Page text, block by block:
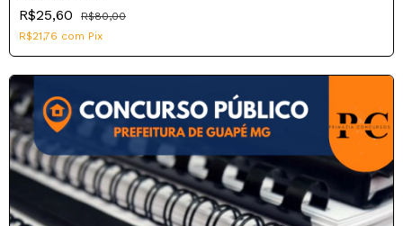
R$25,60
R$80,00
R$21,76 com Pix